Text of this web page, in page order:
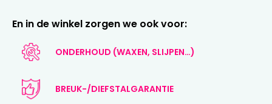
En in de winkel zorgen we ook voor:
ONDERHOUD (WAXEN, SLIJPEN…)
BREUK-/DIEFSTALGARANTIE